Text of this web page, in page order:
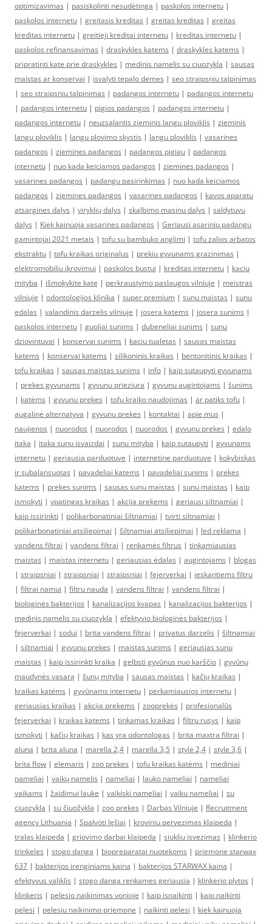
optimizavimas | pasiskolinti nesudėtinga | paskolos internetu |
paskolos internetu | greitasis kreditas | greitas kreditas | greitas
kreditas internetu | greitieji kreditai internetu | kreditas internetu |
paskolos refinansavimas | draskykles katems | draskykles katems |
pripratinti kate prie draskykles | medinis namelis su ciuozykla | sausas
maistas ar konservai | isvalyti tepalo demes | seo straipsniu talpinimas
| seo straipsniu talpinimas | padangos internetu | padangos internetu
| padangos internetu | pigios padangos | padangos internetu |
padangos internetu | neuzsalantis zieminis langu ploviklis | zieminis
langu ploviklis | langu plovimo skystis | langu ploviklis | vasarines
padangos | ziemines padangos | padangos pigiau | padangos
internetu | nuo kada keiciamos padangos | ziemines padangos |
vasarines padangos | padangu pasirinkimas | nuo kada keiciamos
padangos | ziemines padangos | vasarines padangos | kavos aparatu
atsargines dalys | viryklių dalys | skalbimo masinu dalys | saldytuvu
dalys | Kiek kainuoja vasarines padangos | Geriausi asariniu padangu
gamintojai 2021 metais | tofu su bambuko anglimi | tofu zalios arbatos
ekstraktu | tofu kraikas originalus | prekiu gyvunams grazinimas |
elektromobiliu ikrovimui | paskolos bustui | kreditas internetu | kaciu
mityba | išmokykite katę | perkraustymo paslaugos vilniuje | meistras
vilniuje | odontologijos klinika | super premium | sunu maistas | sunu
edalas | valandinis darzelis vilniuje | josera katems | josera sunims |
paskolos internetu | guoliai sunims | dubeneliai sunims | sunu
dziovintuvai | konservai sunims | kaciu tualetas | sausas maistas
katems | konservai katems | silikoninis kraikas | bentonitinis kraikas |
tofu kraikas | sausas maistas sunims | info | kaip sutaupyti gyvunams
| prekes gyvunams | gyvunu prieziura | gyvunu augintojams | šunims
| katėms | gyvunu prekes | tofu kraiko naudojimas | ar patiks tofu |
augalinė alternatyva | gyvunu prekes | kontaktai | apie mus |
naujienos | nuorodos | nuorodos | nuorodos | gyvunu prekes | edalo
itaka | itaka sunu isvaizdai | sunu mityba | kaip sutaupyti | gyvunams
internetu | geriausia parduotuve | internetine parduotuve | kokybiskas
ir subalansuotas | pavadeliai katems | pavadeliai sunims | prekes
katems | prekes sunims | sausas sunu maistas | sunu maistas | kaip
ismokyti | ypatingas kraikas | akcija prekems | geriausi siltnamiai |
kaip issirinkti | polikarbonatiniai šiltnamiai | tvirti siltnamiai |
polikarbonatiniai atsiliepimai | šiltnamiai atsiliepimai | led reklama |
vandens filtrai | vandens filtrai | renkamės filtrus | tinkamiausias
maistas | maistas internetu | geriausias ėdalas | augintojams | blogas
| straipsniai | straipsniai | straipsniai | fejerverkai | ieskantiems filtru
| filtrai namui | filtru nauda | vandens filtrai | vandens filtrai |
biologinės bakterijos | kanalizacijos kvapas | kanalizacijos bakterijos |
medinis namelis su ciuozykla | efektyvio biologinės bakterijos |
fejerverkai | sodui | brita vandens filtrai | privatus darzelis | šiltnamiai
| siltnamiai | gyvunu prekes | maistas sunims | geriausias sunu
maistas | kaip issirinkti kraika | gelbsti gyvūnus nuo karščio | gyvūnų
maudynės vasarą | šunų mityba | sausas maistas | kačių kraikas |
kraikas katėms | gyvūnams internetu | perkamiausios internetu |
geriausias kraikas | akcija prekems | zooprekės | profesionalūs
fejerverkai | kraikas katems | tinkamas kraikas | filtru rusys | kaip
ismokyti | kačių kraikas | kas yra odontologas | brita maxtra filtrai |
aluna | brita aluna | marella 2,4 | marella 3,5 | style 2,4 | style 3,6 |
brita flow | elemaris | zoo prekes | tofu kraikas katėms | mediniai
nameliai | vaikų namelis | nameliai | lauko nameliai | nameliai
vaikams | žaidimui lauke | vaikiski nameliai | vaiku nameliai | su
ciuozykla | su čiuožykla | zoo prekes | Darbas Vilniuje | Recruitment
agency Lithuania | Spalvoti lęšiai | kroviniu pervezimas klaipeda |
tralas klaipeda | griovimo darbai klaipeda | siukliu isvezimas | klinkerio
trinkeles | stogo danga | biopreparatai nuotekoms | priemone starwax
637 | bakterijos irenginiams kaina | bakterijos STARWAX kaina |
efektyvus valiklis | stogo danga renkames geriausia | klinkerio plytos |
klinkeris | pelesio naikinimas vonioje | kaip isnaikinti | kaip naikinti
pelesi | pelesiu naikinimo priemone | naikinti pelesi | kiek kainuoja